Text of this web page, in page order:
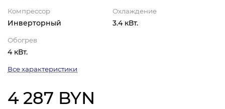
Компрессор
Инверторный
Охлаждение
3.4 кВт.
Обогрев
4 кВт.
Все характеристики
4 287 BYN